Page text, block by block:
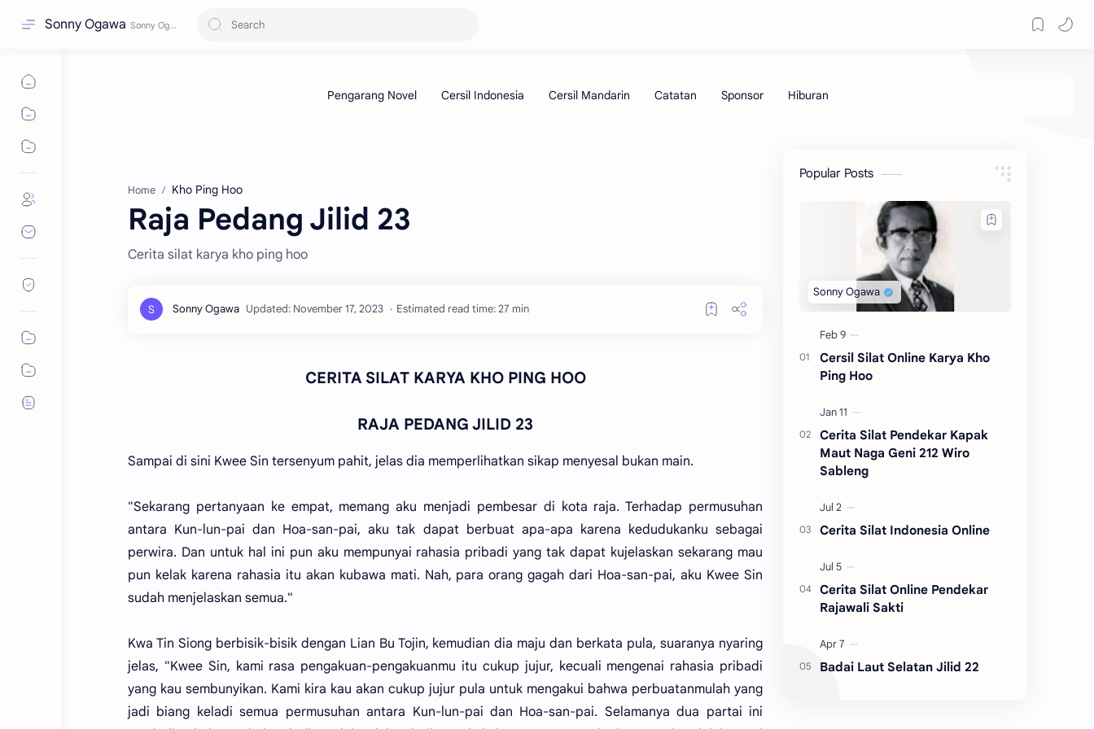
Sonny Ogawa
Home Kho Ping Hoo
Raja Pedang Jilid 23
Cerita silat karya kho ping hoo
Estimated read time: 27 min
CERITA SILAT KARYA KHO PING HOO
RAJA PEDANG JILID 23
Sampai di sini Kwee Sin tersenyum pahit, jelas dia memperlihatkan sikap menyesal bukan main.
"Sekarang pertanyaan ke empat, memang aku menjadi pembesar di kota raja. Terhadap permusuhan
antara Kun-lun-pai dan Hoa-san-pai, aku tak dapat berbuat apa-apa karena kedudukanku sebagai
perwira. Dan untuk hal ini pun aku mempunyai rahasia pribadi yang tak dapat kujelaskan sekarang mau
pun kelak karena rahasia itu akan kubawa mati. Nah, para orang gagah dari Hoa-san-pai, aku Kwee Sin
sudah menjelaskan semua."
Kwa Tin Siong berbisik-bisik dengan Lian Bu Tojin, kemudian dia maju dan berkata pula, suaranya nyaring
jelas, "Kwee Sin, kami rasa pengakuan-pengakuanmu itu cukup jujur, kecuali mengenai rahasia pribadi
yang kau sembunyikan. Kami kira kau akan cukup jujur pula untuk mengakui bahwa perbuatanmulah yang
jadi biang keladi semua permusuhan antara Kun-lun-pai dan Hoa-san-pai. Selamanya dua partai ini
Popular Posts
Cersil Silat Online Karya Kho
Ping Hoo
Cerita Silat Pendekar Kapak
Maut Naga Geni 212 Wiro
Sableng
Cerita Silat Indonesia Online
Cerita Silat Online Pendekar
Rajawali Sakti
Badai Laut Selatan Jilid 22